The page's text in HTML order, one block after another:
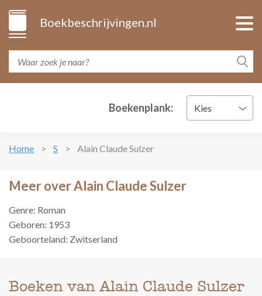
Boekbeschrijvingen.nl
Boekenplank: Kies
Home S Alain Claude Sulzer
Meer over Alain Claude Sulzer
Genre: Roman
Geboren: 1953
Geboorteland: Zwitserland
Boeken van Alain Claude Sulzer